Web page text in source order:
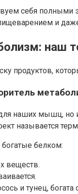
себя
и
наш
продуктов,
наших мышц,
называется
белком:
веществ.
и тунец,